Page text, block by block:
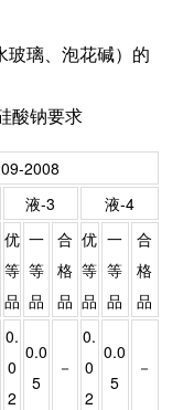
玻璃、泡花碱）的
酸钠要求
2008
液-3
液-4
优
等
品
一
等
品
合
格
品
优
等
品
一
等
品
合
格
品
0.
0
2
0.0
5
－
0.
0
2
0.0
5
－